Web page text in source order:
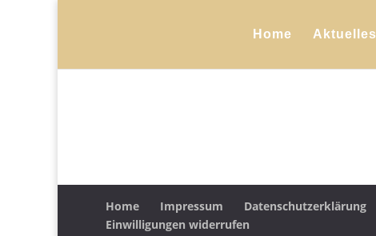
Home Aktuelles
Home Impressum Datenschutzerklärung
Einwilligungen widerrufen